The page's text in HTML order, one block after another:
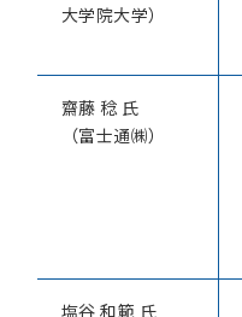
大学院大学）
齋藤 稔 氏
（富士通㈱）
塩谷 和範 氏